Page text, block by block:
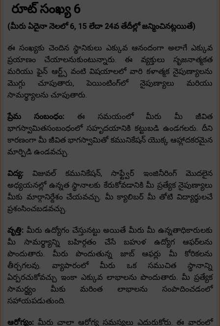
రూట్ సంఖ్య 6
(మీరు ఏదైనా నెలలో 6, 15 లేదా 24వ తేదీల్లో జన్మించినట్లయితే)
ఈ సంఖ్యకు చెందిన స్థానికులు ఎక్కువ ఆనందంగా అలాగే ఎక్కువ
ప్రయాణం చేయాలనుకుంటున్నారు. ఈ వ్యక్తులు సృజనాత్మకత
మరియు ఫైన్ ఆర్ట్స్ వంటి విషయాలలో వారి కళాత్మక నైపుణ్యాలను
మొగ్గు చూపుతారు, పెయింటింగ్‌లో నైపుణ్యాలు మరియు
సామర్థ్యాలను చూపుతారు.
ప్రేమ సంబంధం: ఈ సమయంలో మీరు మీ జీవిత
భాగస్వామితసంబంధంలో సహృదయానికి కట్టుబడి ఉండగలరు. దీని
కారణంగా మీ జీవిత భాగస్వామితో కమునికేషన్ యొక్క ఆహ్లాదకరమైన
మార్పిడి ఉండవచ్చు.
విద్య:విజువల్ కమునికేషన్, సాఫ్ట్వేర్ ఇంజినీరింగ్ మొదలైన
అధ్యయనల్లో ఉన్నత స్థానాలకు కేరుకోవడానికి మీ ప్రత్యేక నైపుణ్యాలు
మీకు మార్గానిర్దేశం చేయవచ్చు. మీ క్యాలిబర్ మీ తోటి విద్యార్థులచే
ప్రశంసించబడవచ్చు.
వృత్తి: మీరు ఉద్యోగం చేస్తునట్టు అయితే మీరు మీ ఉన్నతాధికారులకు
మీ సామర్థ్యాన్ని బహిర్గతం చేసే బహుళ ఉద్యోగ ఆఫర్‌లను
పొందుతారు. మీరు పొందుతున్న జాబ్ ఆఫర్లు మీ కోరికలను
తీర్చగలవు. వ్యాపారంలో మీరు ఒక సముచిత స్థానాన్ని
ఏర్పరచుకోవచ్చు ఇంకా ఎక్కువ లాభాలను పొందుతారు. మీ ప్రత్యేక
సామర్థ్యం మీకు మరింత లాభాలను సంపాదించడంలో
సహాయపడుతుంది.
ఆరోగ్యం: మీరు చాలా ఆరోగ్య సమస్యలు ఎదురుకోరు. ఈ వారంలో